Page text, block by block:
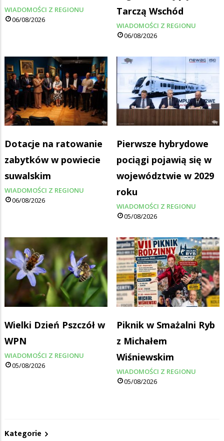
WIADOMOŚCI Z REGIONU
06/08/2026
Tarczą Wschód
WIADOMOŚCI Z REGIONU
06/08/2026
Dotacje na ratowanie
zabytków w powiecie
suwalskim
WIADOMOŚCI Z REGIONU
06/08/2026
Pierwsze hybrydowe
pociągi pojawią się w
województwie w 2029
roku
WIADOMOŚCI Z REGIONU
05/08/2026
Wielki Dzień Pszczół w
WPN
WIADOMOŚCI Z REGIONU
05/08/2026
Piknik w Smażalni Ryb
z Michałem
Wiśniewskim
WIADOMOŚCI Z REGIONU
05/08/2026
Kategorie